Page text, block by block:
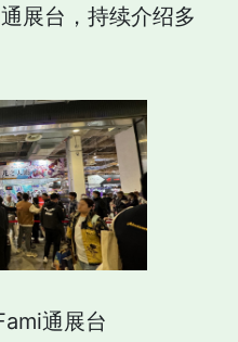
展台，持续介绍多
通展台